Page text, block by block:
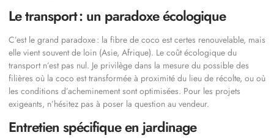
Le transport : un paradoxe écologique
C’est le grand paradoxe : la fibre de coco est certes renouvelable, mais
elle vient souvent de loin (Asie, Afrique). Le coût écologique du
transport n’est pas nul. Je privilège dans la mesure du possible des
filières où la coco est transformée à proximité du lieu de récolte, ou où
les conditions d’acheminement sont optimisées. Pour les projets
exigeants, n’hésitez pas à poser la question au vendeur.
Entretien spécifique en jardinage